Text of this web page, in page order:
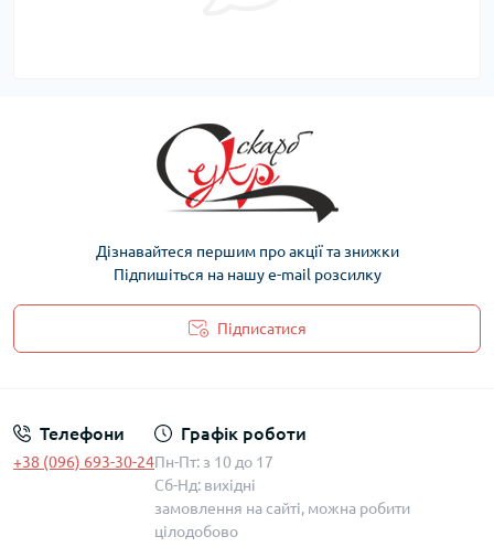
Дізнавайтеся першим про акції та знижки
Підпишіться на нашу e-mail розсилку
Підписатися
Телефони
+38 (096) 693-30-24
Графік роботи
Пн-Пт: з 10 до 17
Сб-Нд: вихідні
замовлення на сайті, можна робити
цілодобово